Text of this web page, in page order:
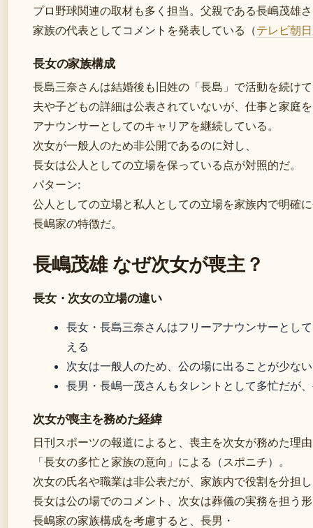
プロ野球関連の取材も多く担当。父親である長嶋茂雄
家族の代表としてコメントを発表している（テレビ朝
長女の家族構成
長島三奈さんは結婚後も旧姓の「長島」で活動を続け
夫や子どもの詳細は公表されていないが、仕事と家庭
アナウンサーとしてのキャリアを継続している。
次女が一般人のため非公開であるのに対し、
長女は公人としての立場を保っている点が対照的だ。
パターン:
公人としての立場と私人としての立場を家族内で明確
長嶋家の特徴だ。
長嶋茂雄 なぜ次女が喪主？
長女・次女の立場の違い
長女・長島三奈さんはフリーアナウンサーとし
える
次女は一般人のため、公の場に出ることが少ない
長男・長嶋一茂さんもタレントとして多忙だが
次女が喪主を務めた経緯
日刊スポーツの報道によると、喪主を次女が務めた理
「長女の多忙と家族の意向」による（スポニチ）。
次女の氏名や職業は非公表だが、家族内で役割を分担
長女は公の場でのコメント、次女は葬儀の実務を担う
長嶋家の家族構成を考慮すると、長男・